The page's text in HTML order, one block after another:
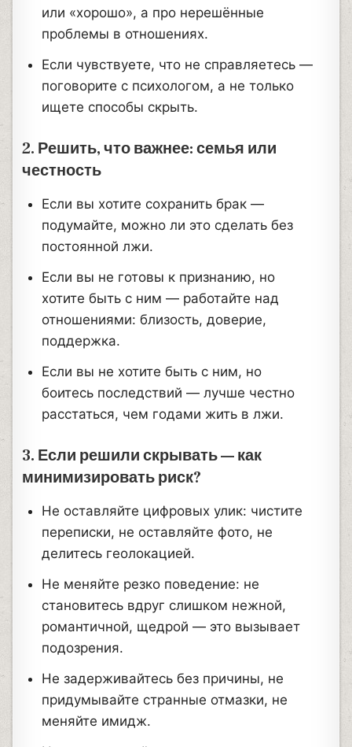
или «хорошо», а про нерешённые
проблемы в отношениях.
Если чувствуете, что не справляетесь —
поговорите с психологом, а не только
ищете способы скрыть.
2. Решить, что важнее: семья или
честность
Если вы хотите сохранить брак —
подумайте, можно ли это сделать без
постоянной лжи.
Если вы не готовы к признанию, но
хотите быть с ним — работайте над
отношениями: близость, доверие,
поддержка.
Если вы не хотите быть с ним, но
боитесь последствий — лучше честно
расстаться, чем годами жить в лжи.
3. Если решили скрывать — как
минимизировать риск?
Не оставляйте цифровых улик: чистите
переписки, не оставляйте фото, не
делитесь геолокацией.
Не меняйте резко поведение: не
становитесь вдруг слишком нежной,
романтичной, щедрой — это вызывает
подозрения.
Не задерживайтесь без причины, не
придумывайте странные отмазки, не
меняйте имидж.